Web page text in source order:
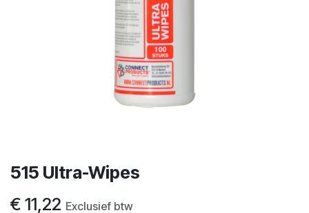
515 Ultra-Wipes
€ 11,22 Exclusief btw